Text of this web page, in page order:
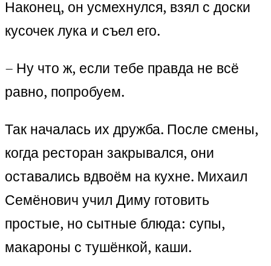
Наконец, он усмехнулся, взял с доски
кусочек лука и съел его.
– Ну что ж, если тебе правда не всё
равно, попробуем.
Так началась их дружба. После смены,
когда ресторан закрывался, они
оставались вдвоём на кухне. Михаил
Семёнович учил Диму готовить
простые, но сытные блюда: супы,
макароны с тушёнкой, каши.